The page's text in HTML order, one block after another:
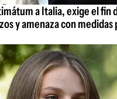
a Italia, exige el fin
y amenaza con medidas